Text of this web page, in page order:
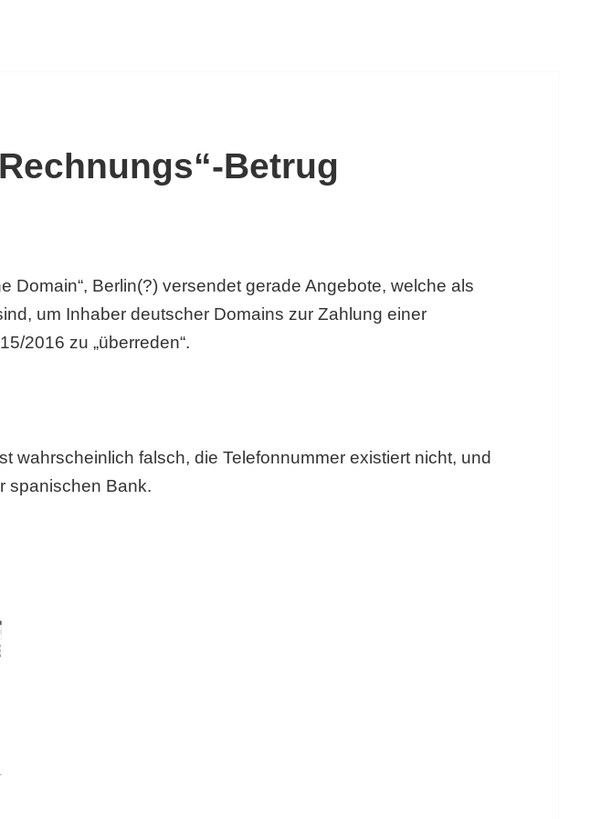
Betrug
Domain“, Berlin(?) versendet gerade Angebote, welche als
um Inhaber deutscher Domains zur Zahlung einer
2016 zu „überreden“.
wahrscheinlich falsch, die Telefonnummer existiert nicht, und
spanischen Bank.